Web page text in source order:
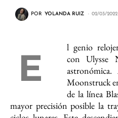
POR YOLANDA RUIZ 02/03/2022
E
l genio
con Ulysse
Moonstruck
de la línea
mayor precisión posible la